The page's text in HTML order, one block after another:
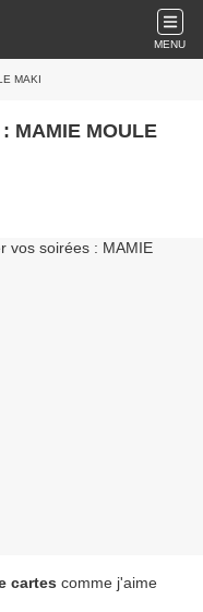
MENU
MAKI
MAMIE MOULE
cartes comme j'aime